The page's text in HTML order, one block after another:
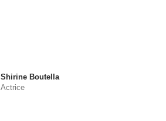
Shirine Boutella
Actrice